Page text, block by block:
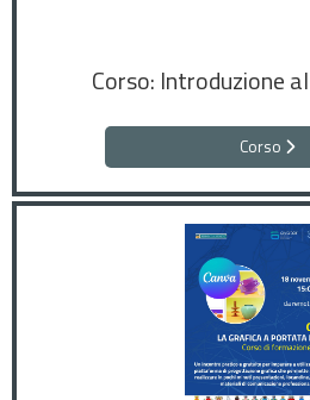
Corso: Introduzione
Corso